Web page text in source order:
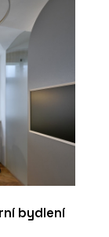
bydlení